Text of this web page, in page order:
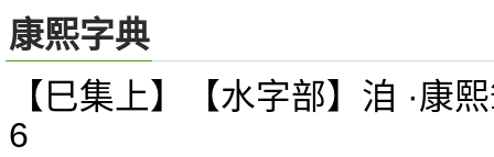
康熙字典
【巳集上】【水字部】洎 ·康
6